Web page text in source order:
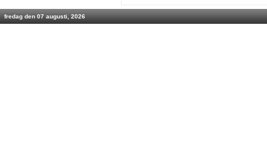
fredag den 07 augusti, 2026